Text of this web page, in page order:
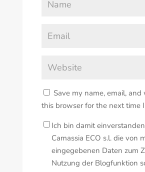
Save my name, email, and
this browser for the next time
Ich bin damit
Camassia ECO s.l. die von
eingegebenen Daten zum
Nutzung der Blogfunktion